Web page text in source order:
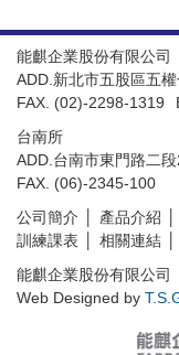
能麒企業股份有限公司
ADD.新北市五股區五
FAX. (02)-2298-1319
台南所
ADD.台南市東門路二
FAX. (06)-2345-100
公司簡介
產品介紹
訓練課表
相關連結
能麒企業股份有限公司
Web Designed by